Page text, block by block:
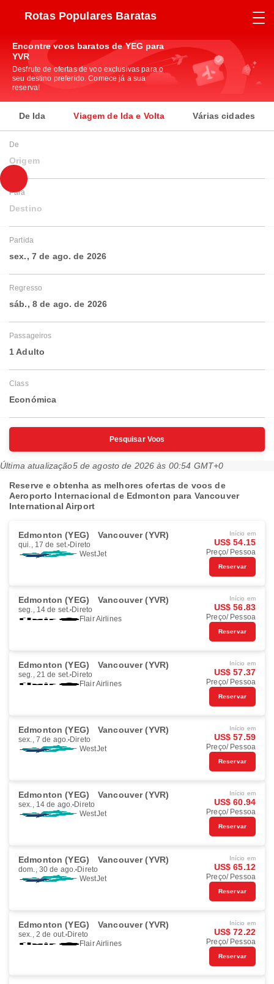
Rotas Populares Baratas
Encontre voos baratos de YEG para
YVR
Desfrute de ofertas de voo exclusivas para o
seu destino preferido. Comece já a sua
reserva!
De Ida Viagem de Ida e Volta Várias cidades
De
Origem
Para
Destino
Partida
sex., 7 de ago. de 2026
Regresso
sáb., 8 de ago. de 2026
Passageiros
1 Adulto
Class
Económica
Pesquisar Voos
Última atualização5 de agosto de 2026 às 00:54 GMT+0
Reserve e obtenha as melhores ofertas de voos de
Aeroporto Internacional de Edmonton para Vancouver
International Airport
Edmonton (YEG) Vancouver (YVR)
qui., 17 de set. Direto
WestJet
Início em
US$ 54.15
Preço/ Pessoa
Reservar
Edmonton (YEG) Vancouver (YVR)
seg., 14 de set. Direto
Flair Airlines
Início em
US$ 56.83
Preço/ Pessoa
Reservar
Edmonton (YEG) Vancouver (YVR)
seg., 21 de set. Direto
Flair Airlines
Início em
US$ 57.37
Preço/ Pessoa
Reservar
Edmonton (YEG) Vancouver (YVR)
sex., 7 de ago. Direto
WestJet
Início em
US$ 57.59
Preço/ Pessoa
Reservar
Edmonton (YEG) Vancouver (YVR)
sex., 14 de ago. Direto
WestJet
Início em
US$ 60.94
Preço/ Pessoa
Reservar
Edmonton (YEG) Vancouver (YVR)
dom., 30 de ago. Direto
WestJet
Início em
US$ 65.12
Preço/ Pessoa
Reservar
Edmonton (YEG) Vancouver (YVR)
sex., 2 de out. Direto
Flair Airlines
Início em
US$ 72.22
Preço/ Pessoa
Reservar